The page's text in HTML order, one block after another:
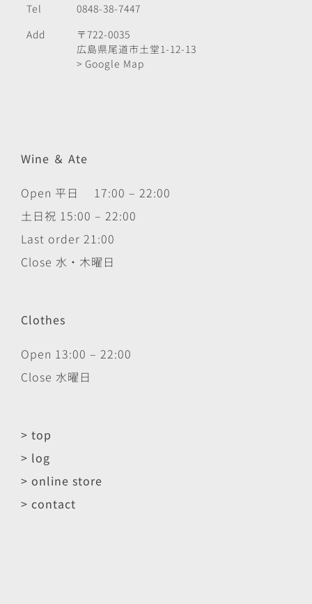
Tel
0848-38-7447
Add
〒722-0035
広島県尾道市土堂1-12-13
> Google Map
Wine ＆ Ate
Open 平日 17:00 – 22:00
土日祝 15:00 – 22:00
Last order 21:00
Close 水・木曜日
Clothes
Open 13:00 – 22:00
Close 水曜日
> top
> log
> online store
> contact